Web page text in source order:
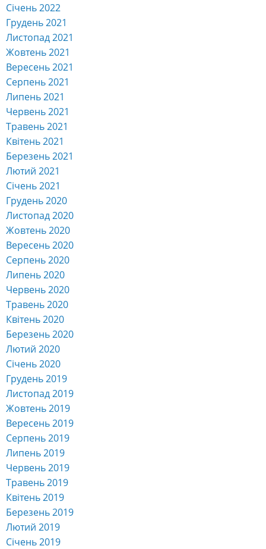
Січень 2022
Грудень 2021
Листопад 2021
Жовтень 2021
Вересень 2021
Серпень 2021
Липень 2021
Червень 2021
Травень 2021
Квітень 2021
Березень 2021
Лютий 2021
Січень 2021
Грудень 2020
Листопад 2020
Жовтень 2020
Вересень 2020
Серпень 2020
Липень 2020
Червень 2020
Травень 2020
Квітень 2020
Березень 2020
Лютий 2020
Січень 2020
Грудень 2019
Листопад 2019
Жовтень 2019
Вересень 2019
Серпень 2019
Липень 2019
Червень 2019
Травень 2019
Квітень 2019
Березень 2019
Лютий 2019
Січень 2019